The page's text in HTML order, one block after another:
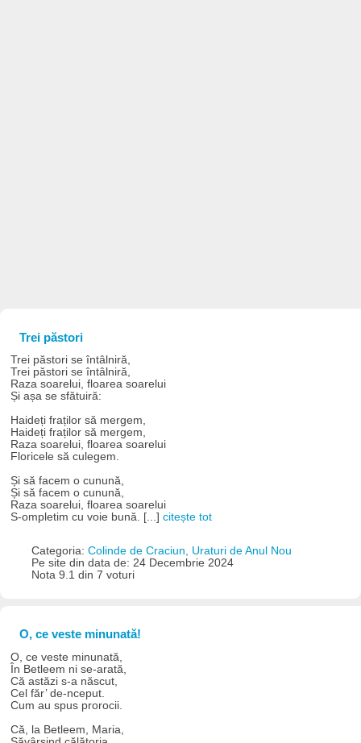
Trei păstori
Trei păstori se întâlniră,
Trei păstori se întâlniră,
Raza soarelui, floarea soarelui
Și așa se sfătuiră:
Haideți fraților să mergem,
Haideți fraților să mergem,
Raza soarelui, floarea soarelui
Floricele să culegem.
Și să facem o cunună,
Și să facem o cunună,
Raza soarelui, floarea soarelui
S-ompletim cu voie bună. [...]citește tot
Categoria: Colinde de Craciun, Uraturi de Anul Nou
Pe site din data de: 24 Decembrie 2024
Nota 9.1 din 7 voturi
O, ce veste minunată!
O, ce veste minunată,
În Betleem ni se-arată,
Că astăzi s-a născut,
Cel făr’ de-nceput.
Cum au spus prorocii.
Că, la Betleem, Maria,